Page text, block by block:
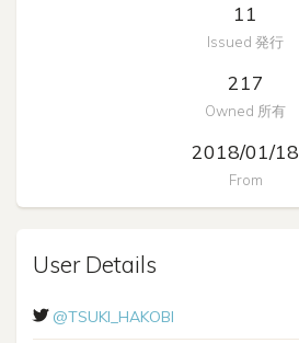
11
Issued 発行
217
Owned 所有
2018/01/18
From
User Details
@TSUKI_HAKOBI